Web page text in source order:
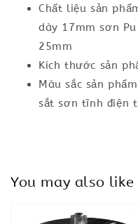
Chất liệu sản
dày 17mm sơn
25mm
Kích thước sản
Màu sắc sản
sắt sơn tĩnh điện
You may also like